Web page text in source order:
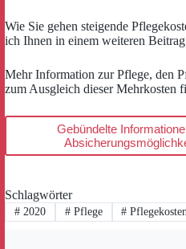
Wie Sie gehen steigende
ich Ihnen in einem weiteren
Mehr Information zur Pflege, den
zum Ausgleich dieser Mehrkosten
Gebündelte
Schlagwörter
#2020 #Pflege # Pflegekosten